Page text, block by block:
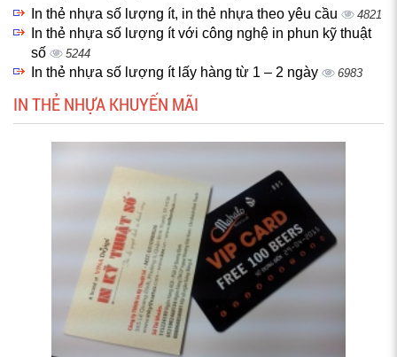
In thẻ nhựa số lượng ít, in thẻ nhựa theo yêu cầu 4821
In thẻ nhựa số lượng ít với công nghệ in phun kỹ thuật
số
5244
In thẻ nhựa số lượng ít lấy hàng từ 1 – 2 ngày 6983
IN THẺ NHỰA KHUYẾN MÃI